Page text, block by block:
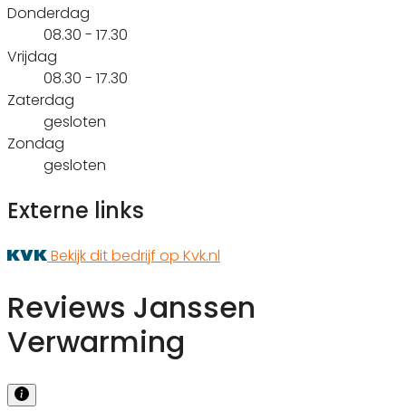
Donderdag
08.30 - 17.30
Vrijdag
08.30 - 17.30
Zaterdag
gesloten
Zondag
gesloten
Externe links
Bekijk dit bedrijf op Kvk.nl
Reviews Janssen
Verwarming